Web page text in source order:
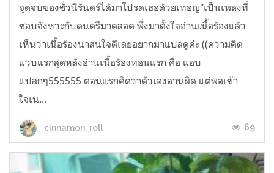
จุดจบของชั่วนิรันดร์ได้มาโปรดเธอด้วยเทอญ"เป็นเพลงที่
ชอบจังหวะกับดนตรีมาตลอด พึ่งมาตั้งใจอ่านเนื้อร้องแล้ว
เห็นว่าเนื้อร้องน่าสนใจดีเลยอยากมาแปลดูค่ะ ((ความคิด
แวบแรกสุดหลังอ่านเนื้อร้องท่อนแรก คือ แอบ
แปลกๆ555555 ตอนแรกคิดว่าตัวเองอ่านผิด แต่พอเข้า
ใจเน...
cinnamon_roll 69